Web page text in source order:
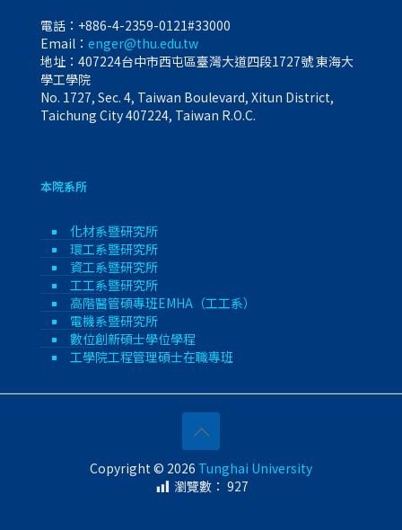
電話： +886-4-2359-0121#33000
Email： enger@thu.edu.tw
地址：407224台中市西屯區臺灣大道四段1727號 東海大
學工學院
No. 1727, Sec. 4, Taiwan Boulevard, Xitun District,
Taichung City 407224, Taiwan R.O.C.
本院系所
化材系暨研究所
環工系暨研究所
資工系暨研究所
工工系暨研究所
高階醫管碩專班EMHA（工工系）
電機系暨研究所
數位創新碩士學位學程
工學院工程管理碩士在職專班
Copyright © 2026 Tunghai University
瀏覽數： 927